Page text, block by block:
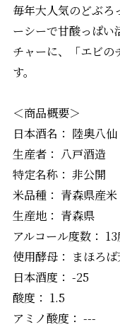
毎年大人気のどぶろ
ーシーで甘酸っぱい
チャーに、「エビの
す。
＜商品概要＞
日本酒名： 陸奥八
生産者： 八戸酒造
特定名称： 非公開
米品種： 青森県産米
生産地： 青森県
アルコール度数： 13
使用酵母： まほろば
日本酒度： -25
酸度： 1.5
アミノ酸度： ---